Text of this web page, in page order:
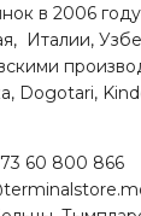
в 2006
Италии,
Dogotari,
60 800 866